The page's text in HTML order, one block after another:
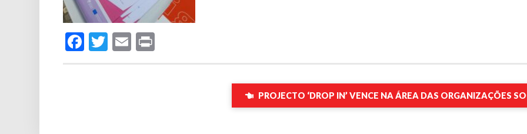
Facebook
Twitter
Email
PROJECTO ‘DROP IN’ VENCE NA ÁREA DAS ORGANIZAÇÕES